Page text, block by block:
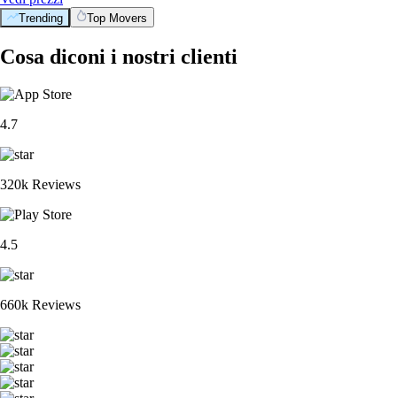
Trending Top Movers
Cosa diconi i nostri clienti
4.7
320k Reviews
4.5
660k Reviews